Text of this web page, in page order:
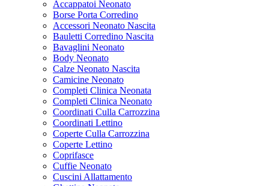
Accappatoi Neonato
Borse Porta Corredino
Accessori Neonato Nascita
Bauletti Corredino Nascita
Bavaglini Neonato
Body Neonato
Calze Neonato Nascita
Camicine Neonato
Completi Clinica Neonata
Completi Clinica Neonato
Coordinati Culla Carrozzina
Coordinati Lettino
Coperte Culla Carrozzina
Coperte Lettino
Coprifasce
Cuffie Neonato
Cuscini Allattamento